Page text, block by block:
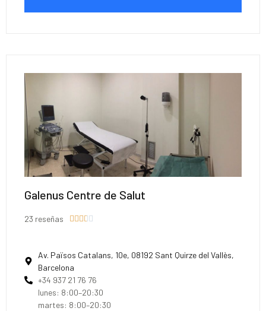
Galenus Centre de Salut
23 reseñas     
Av. Països Catalans, 10e, 08192 Sant Quirze del Vallès,
Barcelona
+34 937 21 76 76
lunes: 8:00–20:30
martes: 8:00–20:30